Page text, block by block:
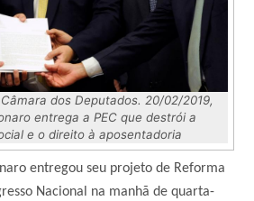
dos Deputados. 20/02/2019,
entrega a PEC que destrói a
e o direito à aposentadoria
entregou seu projeto de Reforma
Nacional na manhã de quarta-